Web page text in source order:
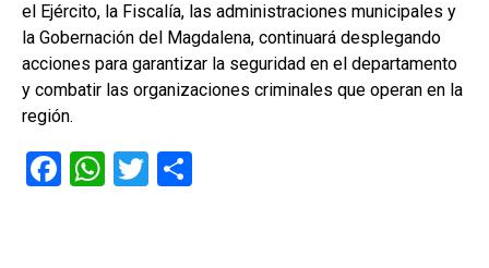
el Ejército, la Fiscalía, las administraciones municipales y
la Gobernación del Magdalena, continuará desplegando
acciones para garantizar la seguridad en el departamento
y combatir las organizaciones criminales que operan en la
región.
F
W T